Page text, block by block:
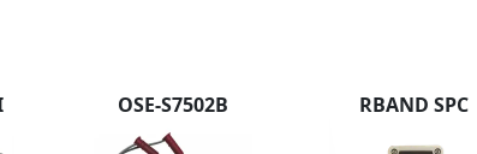
OSE-S7502B RBAND SPC